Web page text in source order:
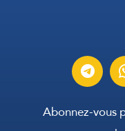
Abonnez-vous